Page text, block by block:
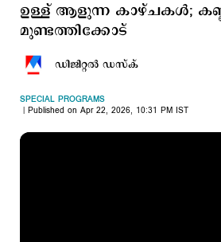
ഉള്ള് ആളുന്ന കാഴ്ചകള്‍;
മുണ്ടത്തിക്കോട്
ഡിജിറ്റല്‍ ഡസ്ക്
SPECIAL PROGRAMS
Published on Apr 22, 2026, 10:31 PM IST